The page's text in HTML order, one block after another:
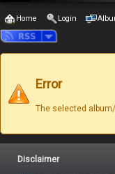
Home Login
Error
The selected
Disclaimer